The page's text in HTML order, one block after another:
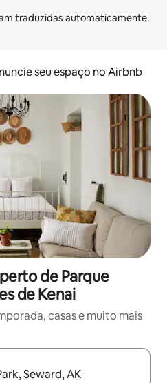
seu espaço no Airbnb
de Parque
de Kenai
casas e muito mais
disponíveis, explore-os